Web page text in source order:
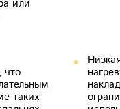
что
таких